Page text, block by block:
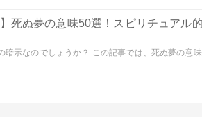
】死ぬ夢の意味50選！スピリチュアル
暗示なのでしょうか？ この記事では、死ぬ夢の意